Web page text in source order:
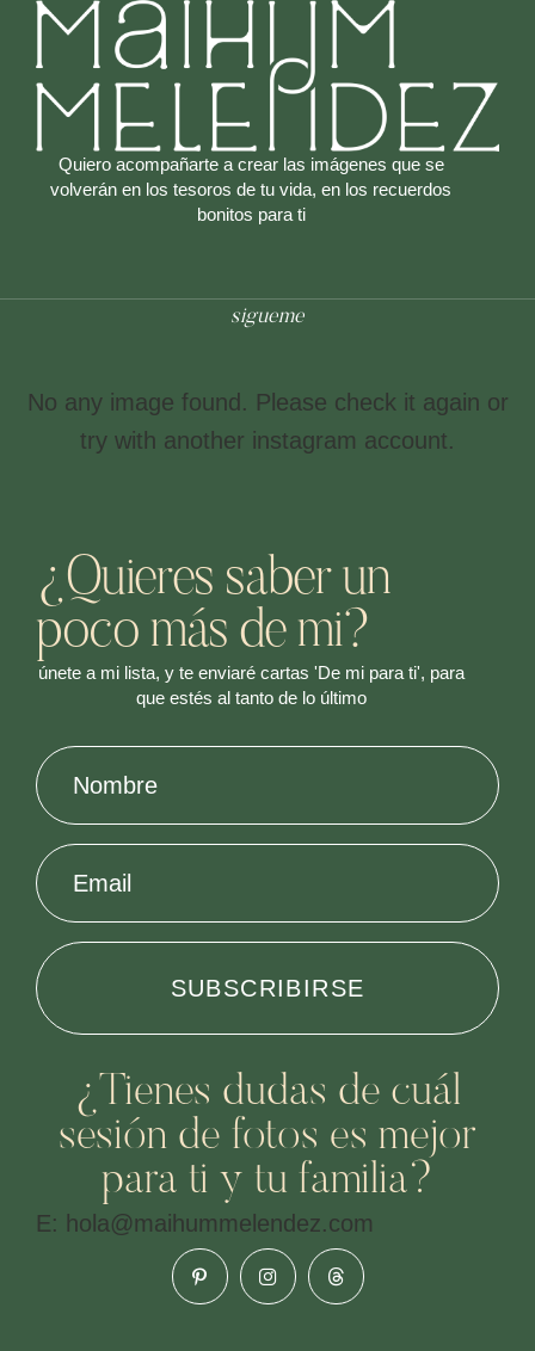
Quiero acompañarte a crear las imágenes que se
volverán en los tesoros de tu vida, en los recuerdos
bonitos para ti
sigueme
No any image found. Please check it again or
try with another instagram account.
¿Quieres saber un
poco más de mi?
únete a mi lista, y te enviaré cartas 'De mi para ti', para
que estés al tanto de lo último
Nombre
Email
¿Tienes dudas de cuál
sesión de fotos es mejor
para ti y tu familia?
E: hola@maihummelendez.com